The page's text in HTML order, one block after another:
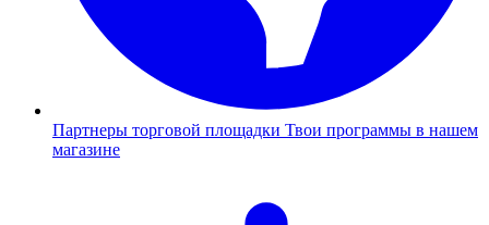
Партнеры торговой площадки Твои программы в нашем
магазине